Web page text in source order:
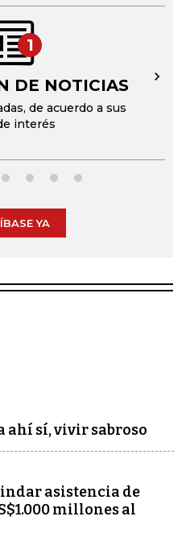
1
DE NOTICIAS
de acuerdo a sus
interés
→
YA
ahí sí, vivir sabroso
asistencia de
millones al